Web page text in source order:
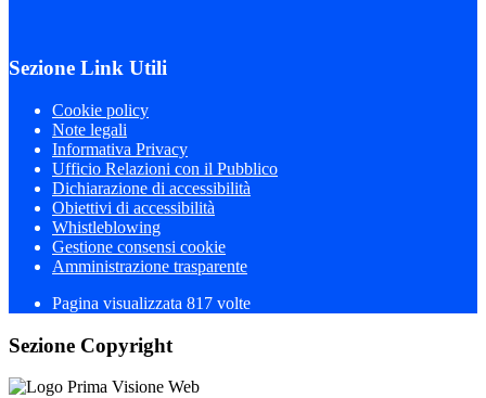
Sezione Link Utili
Cookie policy
Note legali
Informativa Privacy
Ufficio Relazioni con il Pubblico
Dichiarazione di accessibilità
Obiettivi di accessibilità
Whistleblowing
Gestione consensi cookie
Amministrazione trasparente
Pagina visualizzata 817 volte
Sezione Copyright